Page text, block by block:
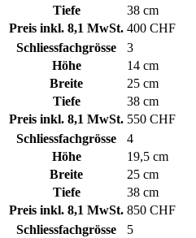
Tiefe
38 cm
Preis inkl. 8,1 MwSt. 400 CHF
Schliessfachgrösse
3
Höhe
14 cm
Breite
25 cm
Tiefe
38 cm
Preis inkl. 8,1 MwSt. 550 CHF
Schliessfachgrösse
4
Höhe
19,5 cm
Breite
25 cm
Tiefe
38 cm
Preis inkl. 8,1 MwSt. 850 CHF
Schliessfachgrösse
5